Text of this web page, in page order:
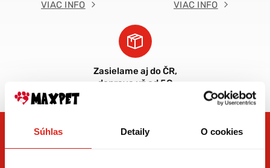
Súhlas Detaily O cookies
VIAC INFO
VIAC INFO
Zasielame aj do ČR,
doprava už od 5€